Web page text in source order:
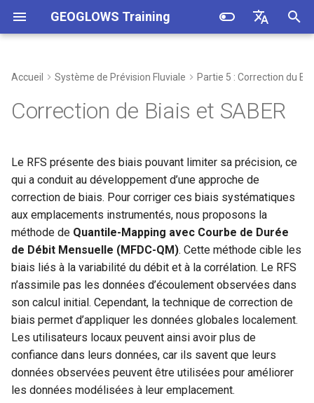
GEOGLOWS Training
Español
Français
n
l
s
a
t
i
n
Données Rétrospectives
Données Prévisionnelles
Téléchargements en Masse
Recueil de Recettes
Rivière
API (Service de Données)
Web Maps (GIS Layer)
Correction de Biais
Bias Estimation and
Reduction)
Introducing RFS Version 2
Formulation
3. GEOGLOWS Available Data
4. GEOGLOWS Hydroviewer
101
Accueil Système de Prévision Fluviale Partie 5 : Correction du
Correction de Biais et SABER
Le RFS présente des biais pouvant limiter sa précision, ce
qui a conduit au développement d’une approche de
correction de biais. Pour corriger ces biais systématiques
aux emplacements instrumentés, nous proposons la
méthode de Quantile-Mapping avec Courbe de Durée
de Débit Mensuelle (MFDC-QM). Cette méthode cible les
biais liés à la variabilité du débit et à la corrélation. Le RFS
n’assimile pas les données d’écoulement observées dans
son calcul initial. Cependant, la technique de correction de
biais permet d’appliquer les données globales localement.
Les utilisateurs locaux peuvent ainsi avoir plus de
confiance dans leurs données, car ils savent que leurs
données observées peuvent être utilisées pour améliorer
les données modélisées à leur emplacement.